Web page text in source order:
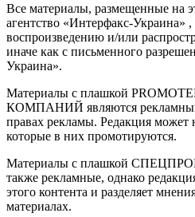
Все материалы, размещенные на
агентство «Интерфакс-Украина»
воспроизведению и/или
иначе как с письменного
Украина».
Материалы с плашкой
КОМПАНИЙ являются
правах рекламы. Редакция может
которые в них промотируются.
Материалы с плашкой
также рекламные, однако
этого контента и разделяет
материалах.